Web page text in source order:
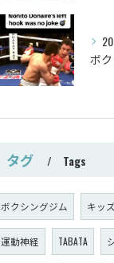
ボ
タグ Tags
ボクシングジム キッ
運動神経 TABATA